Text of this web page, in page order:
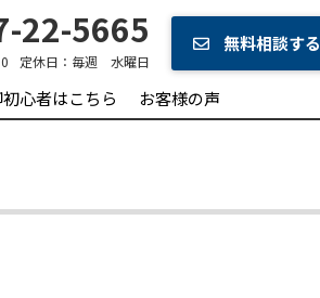
22-5665
定休日： 毎週 水曜日
無料相談する
心者はこちら お客様の声